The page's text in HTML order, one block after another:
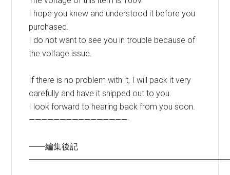
I hope you knew and understood it before you
purchased.
I do not want to see you in trouble because of
the voltage issue.
If there is no problem with it, I will pack it very
carefully and have it shipped out to you.
I look forward to hearing back from you soon.
————————————————-
━━編集後記